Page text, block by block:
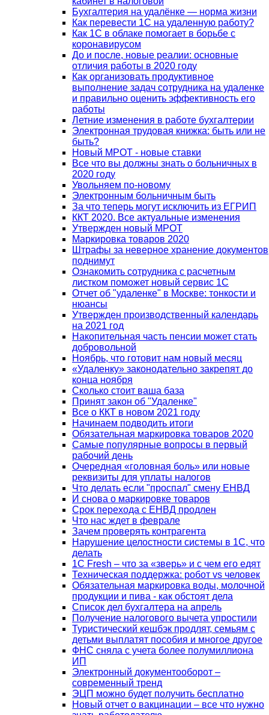
Бухгалтерия на удалёнке — норма жизни
Как перевести 1С на удаленную работу?
Как 1С в облаке помогает в борьбе с
коронавирусом
До и после, новые реалии: основные
отличия работы в 2020 году
Как организовать продуктивное
выполнение задач сотрудника на удаленке
и правильно оценить эффективность его
работы
Летние изменения в работе бухгалтерии
Электронная трудовая книжка: быть или не
быть?
Новый МРОТ - новые ставки
Все что вы должны знать о больничных в
2020 году
Увольняем по-новому
Электронным больничным быть
За что теперь могут исключить из ЕГРИП
ККТ 2020. Все актуальные изменения
Утвержден новый МРОТ
Маркировка товаров 2020
Штрафы за неверное хранение документов
поднимут
Ознакомить сотрудника с расчетным
листком поможет новый сервис 1С
Отчет об "удаленке" в Москве: тонкости и
нюансы
Утвержден производственный календарь
на 2021 год
Накопительная часть пенсии может стать
добровольной
Ноябрь, что готовит нам новый месяц
«Удаленку» законодательно закрепят до
конца ноября
Сколько стоит ваша база
Принят закон об "Удаленке"
Все о ККТ в новом 2021 году
Начинаем подводить итоги
Обязательная маркировка товаров 2020
Самые популярные вопросы в первый
рабочий день
Очередная «головная боль» или новые
реквизиты для уплаты налогов
Что делать если "проспал" смену ЕНВД
И снова о маркировке товаров
Срок перехода с ЕНВД продлен
Что нас ждет в феврале
Зачем проверять контрагента
Нарушение целостности системы в 1С, что
делать
1С Fresh – что за «зверь» и с чем его едят
Техническая поддержка: робот vs человек
Обязательная маркировка воды, молочной
продукции и пива - как обстоят дела
Список дел бухгалтера на апрель
Получение налогового вычета упростили
Туристический кешбэк продлят, семьям с
детьми выплатят пособия и многое другое
ФНС сняла с учета более полумиллиона
ИП
Электронный документооборот –
современный тренд
ЭЦП можно будет получить бесплатно
Новый отчет о вакцинации – все что нужно